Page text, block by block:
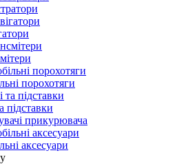
порохотяги
підставки
прикурювача
аксесуари